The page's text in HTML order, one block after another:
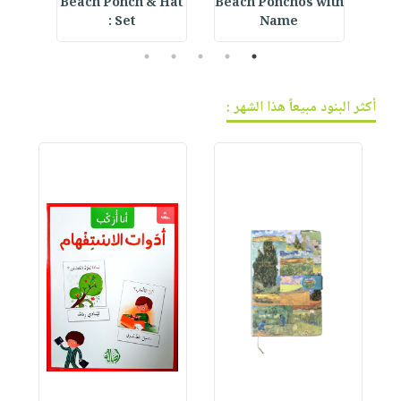
Name
Set :
1
2
3
4
5
أكثر البنود مبيعاً هذا الشهر :